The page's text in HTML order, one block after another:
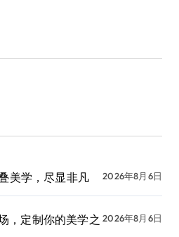
美学，尽显非凡 2026年8月6日
，定制你的美学之 2026年8月6日